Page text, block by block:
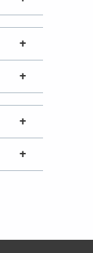
+
+
+
+